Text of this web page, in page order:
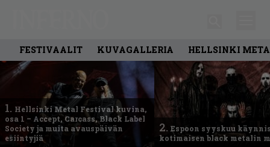
FESTIVAALIT KUVAGALLERIA HELLSINKI
1. Hellsinki Metal Festival kuvina,
osa 1 – Accept, Carcass, Black Label
Society ja muita avauspäivän
esiintyjiä
2. Espoon syyskuu
kotimaisen black metalin